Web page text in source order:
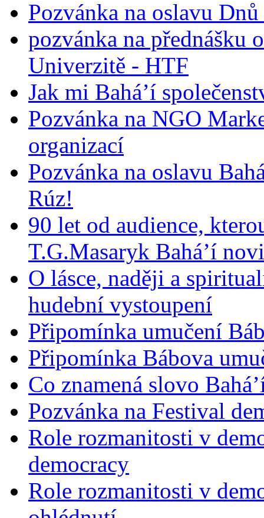
Pozvánka na oslavu
pozvánka na přednášku
Univerzitě - HTF
Jak mi Bahá’í
Pozvánka na NGO
organizací
Pozvánka na oslavu
Rúz!
90 let od audience,
T.G.Masaryk Bahá’í
O lásce, naději a
hudební vystoupení
Připomínka umučení
Připomínka Bábova
Co znamená slovo
Pozvánka na Festival
Role rozmanitosti v
democracy
Role rozmanitosti v